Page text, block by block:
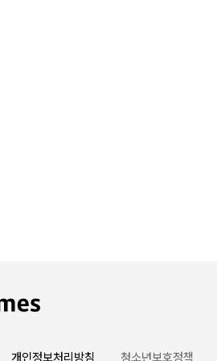
개인정보처리방침 청소년보호정책